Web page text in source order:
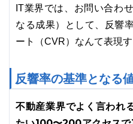
IT業界では、お問い合わ
なる成果）として、反響
ート（CVR）なんて表現す
反響率の基準となる
不動産業界でよく言われ